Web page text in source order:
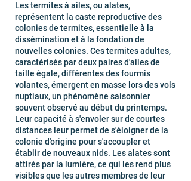
Les termites à ailes, ou alates,
représentent la caste reproductive des
colonies de termites, essentielle à la
dissémination et à la fondation de
nouvelles colonies. Ces termites adultes,
caractérisés par deux paires d'ailes de
taille égale, différentes des fourmis
volantes, émergent en masse lors des vols
nuptiaux, un phénomène saisonnier
souvent observé au début du printemps.
Leur capacité à s'envoler sur de courtes
distances leur permet de s'éloigner de la
colonie d'origine pour s'accoupler et
établir de nouveaux nids. Les alates sont
attirés par la lumière, ce qui les rend plus
visibles que les autres membres de leur